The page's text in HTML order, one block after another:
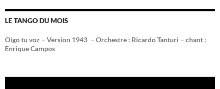
LE TANGO DU MOIS
Oigo tu voz – Version 1943 – Orchestre : Ricardo Tanturi – chant :
Enrique Campos